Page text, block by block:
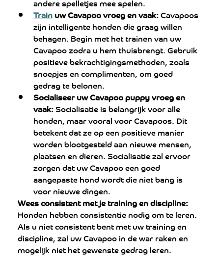
Train uw Cavapoo vroeg en vaak: Cavapoos
zijn intelligente honden die graag willen
behagen. Begin met het trainen van uw
Cavapoo zodra u hem thuisbrengt. Gebruik
positieve bekrachtigingsmethoden, zoals
snoepjes en complimenten, om goed
gedrag te belonen.
Socialiseer uw Cavapoo puppy vroeg en
vaak: Socialisatie is belangrijk voor alle
honden, maar vooral voor Cavapoos. Dit
betekent dat ze op een positieve manier
worden blootgesteld aan nieuwe mensen,
plaatsen en dieren. Socialisatie zal ervoor
zorgen dat uw Cavapoo een goed
aangepaste hond wordt die niet bang is
voor nieuwe dingen.
Wees consistent met je training en discipline:
Honden hebben consistentie nodig om te leren.
Als u niet consistent bent met uw training en
discipline, zal uw Cavapoo in de war raken en
mogelijk niet het gewenste gedrag leren.